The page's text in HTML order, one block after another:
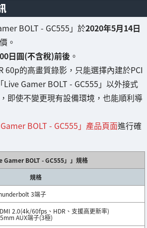
BOLT - GC555」於2020年5月14日
。
日圓(不含稅)前後 。
60p的高畫質錄影，只能選擇內建於PCI
Gamer BOLT - GC555」以外接式
即使不變更現有設備環境，也能順利導
Gamer BOLT - GC555」產品頁面進行確
Gamer BOLT - GC555」」規格
規格
3端子
2.0(4k/60fps、HDR、支援高更新率)
AUX端子(3極)